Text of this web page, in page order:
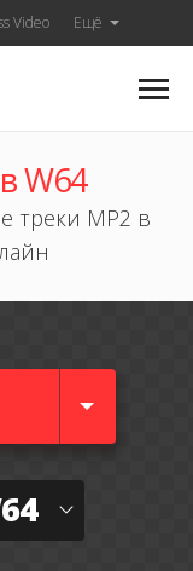
Video Ещё
W64
треки MP2 в